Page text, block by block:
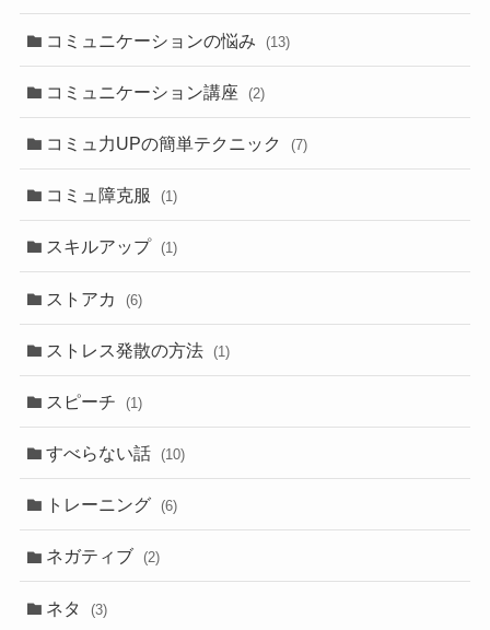
コミュニケーションの悩み (13)
コミュニケーション講座 (2)
コミュ力UPの簡単テクニック (7)
コミュ障克服 (1)
スキルアップ (1)
ストアカ (6)
ストレス発散の方法 (1)
スピーチ (1)
すべらない話 (10)
トレーニング (6)
ネガティブ (2)
ネタ (3)